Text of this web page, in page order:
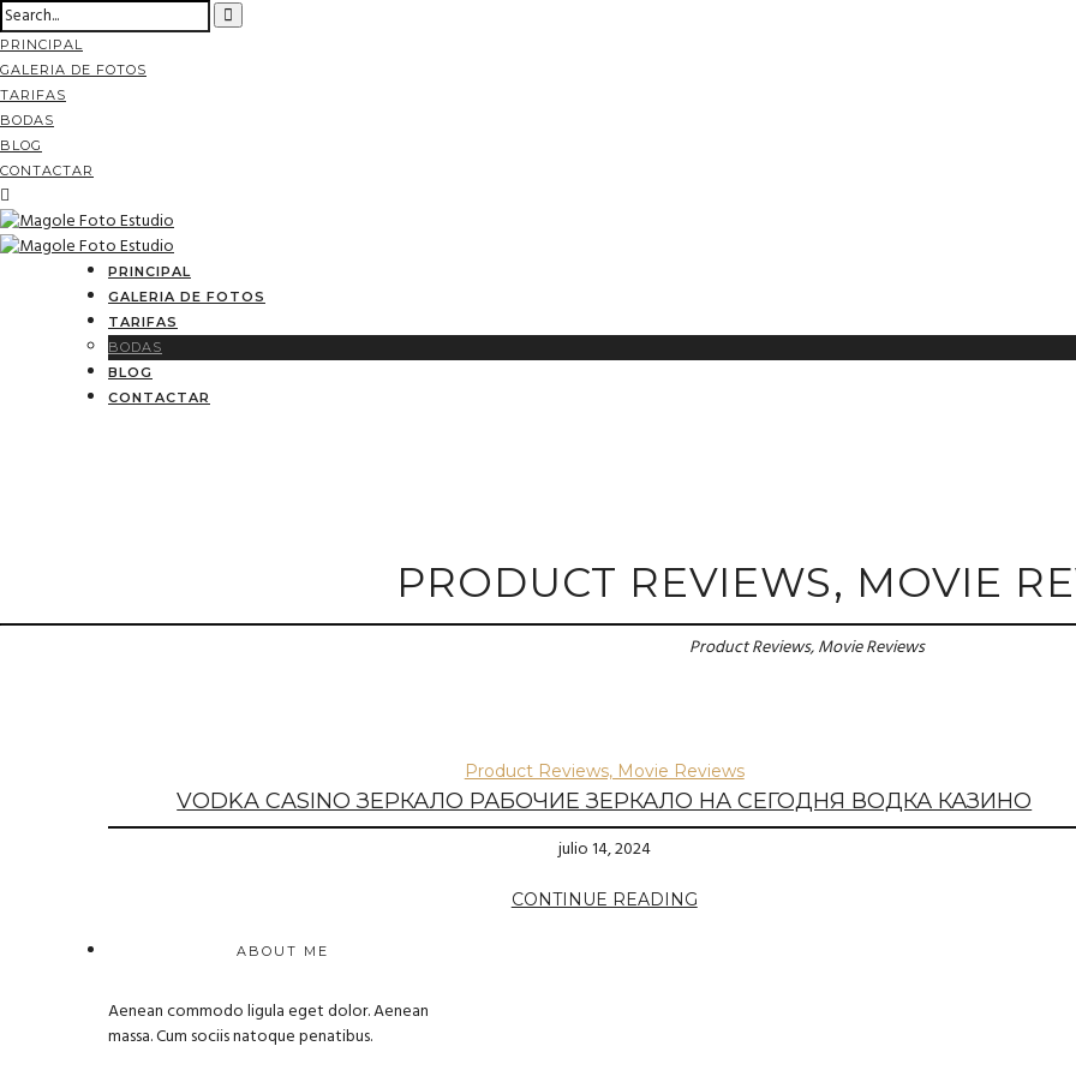
PRINCIPAL
GALERIA DE FOTOS
TARIFAS
BODAS
BLOG
CONTACTAR
PRINCIPAL
GALERIA DE FOTOS
TARIFAS
BODAS
BLOG
CONTACTAR
PRODUCT REVIEWS, MOVIE
Product Reviews, Movie Reviews
Product Reviews, Movie Reviews
VODKA CASINO ЗЕРКАЛО РАБОЧИЕ ЗЕРКАЛО НА СЕГОДНЯ ВОДКА КАЗИНО
julio 14, 2024
CONTINUE READING
ABOUT ME
Aenean commodo ligula eget dolor. Aenean
massa. Cum sociis natoque penatibus.